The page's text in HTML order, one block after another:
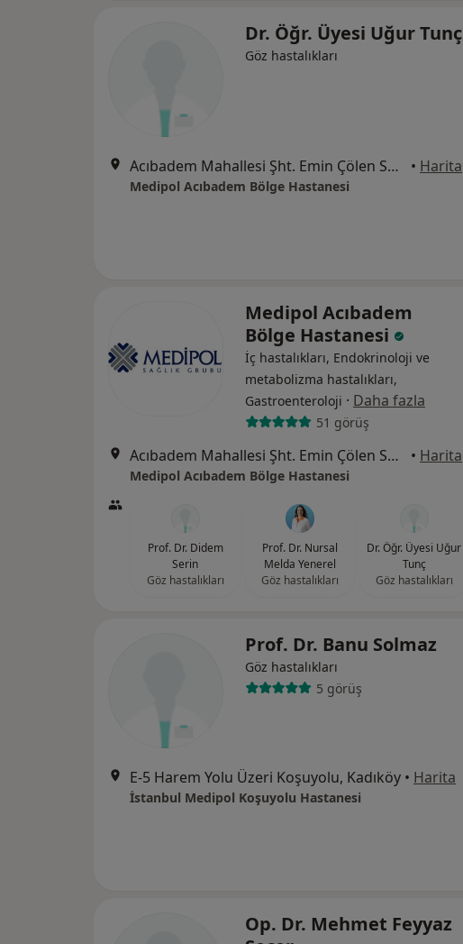
Dr. Öğr. Üyesi Uğur Tunç
Göz hastalıkları
Acıbadem Mahallesi Şht. Emin Çölen Sokağı No:4, Kadıköy • Harita
Medipol Acıbadem Bölge Hastanesi
Medipol Acıbadem
Bölge Hastanesi
İç hastalıkları, Endokrinoloji ve
metabolizma hastalıkları,
Gastroenteroloji · Daha fazla
51 görüş
Acıbadem Mahallesi Şht. Emin Çölen Sokağı No:4, Kadıköy • Harita
Medipol Acıbadem Bölge Hastanesi
Prof. Dr. Didem
Serin
Göz hastalıkları
Prof. Dr. Nursal
Melda Yenerel
Göz hastalıkları
Dr. Öğr. Üyesi Uğur
Tunç
Göz hastalıkları
Prof. Dr. Banu Solmaz
Göz hastalıkları
5 görüş
E-5 Harem Yolu Üzeri Koşuyolu, Kadıköy • Harita
İstanbul Medipol Koşuyolu Hastanesi
Op. Dr. Mehmet Feyyaz